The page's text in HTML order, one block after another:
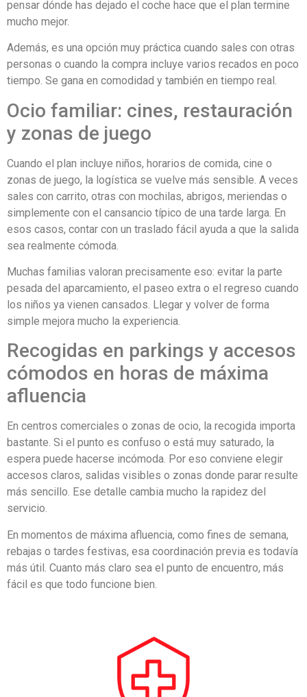
pensar dónde has dejado el coche hace que el plan termine
mucho mejor.
Además, es una opción muy práctica cuando sales con otras
personas o cuando la compra incluye varios recados en poco
tiempo. Se gana en comodidad y también en tiempo real.
Ocio familiar: cines, restauración
y zonas de juego
Cuando el plan incluye niños, horarios de comida, cine o
zonas de juego, la logística se vuelve más sensible. A veces
sales con carrito, otras con mochilas, abrigos, meriendas o
simplemente con el cansancio típico de una tarde larga. En
esos casos, contar con un traslado fácil ayuda a que la salida
sea realmente cómoda.
Muchas familias valoran precisamente eso: evitar la parte
pesada del aparcamiento, el paseo extra o el regreso cuando
los niños ya vienen cansados. Llegar y volver de forma
simple mejora mucho la experiencia.
Recogidas en parkings y accesos
cómodos en horas de máxima
afluencia
En centros comerciales o zonas de ocio, la recogida importa
bastante. Si el punto es confuso o está muy saturado, la
espera puede hacerse incómoda. Por eso conviene elegir
accesos claros, salidas visibles o zonas donde parar resulte
más sencillo. Ese detalle cambia mucho la rapidez del
servicio.
En momentos de máxima afluencia, como fines de semana,
rebajas o tardes festivas, esa coordinación previa es todavía
más útil. Cuanto más claro sea el punto de encuentro, más
fácil es que todo funcione bien.